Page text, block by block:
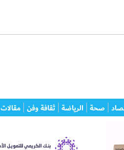
صحة الرياضة ثقافة وفن مقالات